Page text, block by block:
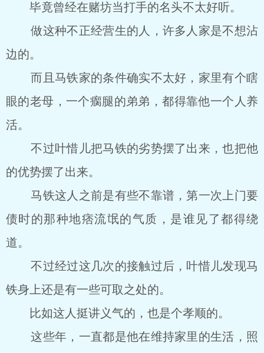
毕竟曾经在赌坊当打手的名头不太好听。
做这种不正经营生的人，许多人家是不想沾
边的。
而且马铁家的条件确实不太好，家里有个瞎
眼的老母，一个瘸腿的弟弟，都得靠他一个人养
活。
不过叶惜儿把马铁的劣势摆了出来，也把他
的优势摆了出来。
马铁这人之前是有些不靠谱，第一次上门要
债时的那种地痞流氓的气质，是谁见了都得绕
道。
不过经过这几次的接触过后，叶惜儿发现马
铁身上还是有一些可取之处的。
比如这人挺讲义气的，也是个孝顺的。
这些年，一直都是他在维持家里的生活，照